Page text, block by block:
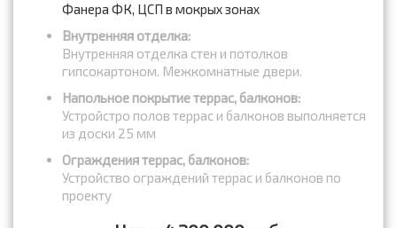
Фанера ФК, ЦСП в мокрых зонах
Внутренняя отделка:
Внутренняя отделка стен и потолков
гипсокартоном. Межкомнатные двери.
Напольное покрытие террас, балконов:
Устройстро полов террас и балконов выполняется
из доски 25 мм
Ограждения террас, балконов:
Устройство ограждений террас и балконов по
проекту